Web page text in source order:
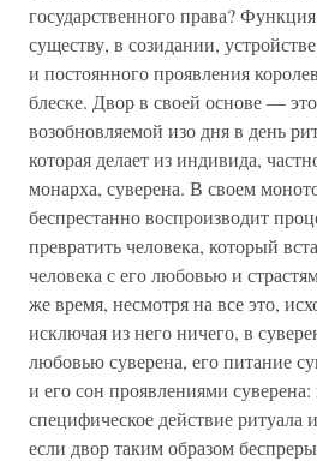
государственного права?
существу, в созидании,
и постоянного проявления
блеске. Двор в своей основе —
возобновляемой изо дня в день
которая делает из индивида,
монарха, суверена. В своем
беспрестанно воспроизводит
превратить человека, который
человека с его любовью и
же время, несмотря на все это,
исключая из него ничего, в
любовью суверена, его питание
и его сон проявлениями суверена:
специфическое действие ритуала
если двор таким образом